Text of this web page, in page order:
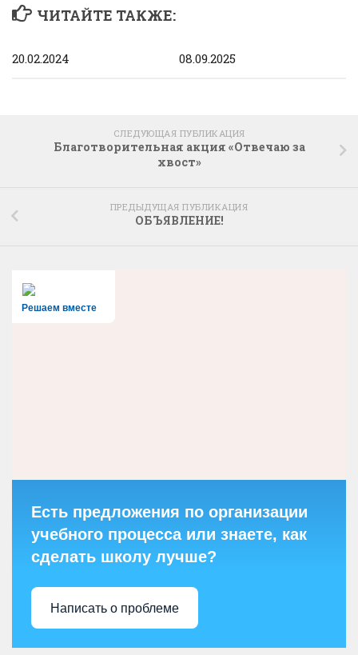
ЧИТАЙТЕ ТАКЖЕ:
20.02.2024 08.09.2025
СЛЕДУЮЩАЯ ПУБЛИКАЦИЯ
Благотворительная акция «Отвечаю за
хвост»
ПРЕДЫДУЩАЯ ПУБЛИКАЦИЯ
ОБЪЯВЛЕНИЕ!
Решаем вместе
Есть предложения по организации
учебного процесса или знаете, как
сделать школу лучше?
Написать о проблеме